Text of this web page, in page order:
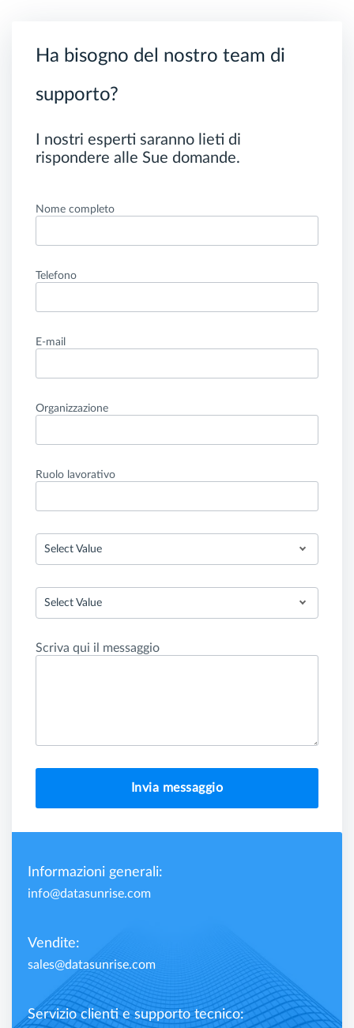
Ha bisogno del nostro team di
supporto?
I nostri esperti saranno lieti di
rispondere alle Sue domande.
Nome completo
Telefono
E-mail
Organizzazione
Ruolo lavorativo
Select Value
Select Value
Scriva qui il messaggio
Invia messaggio
Informazioni generali:
info@datasunrise.com
Vendite:
sales@datasunrise.com
Servizio clienti e supporto tecnico: